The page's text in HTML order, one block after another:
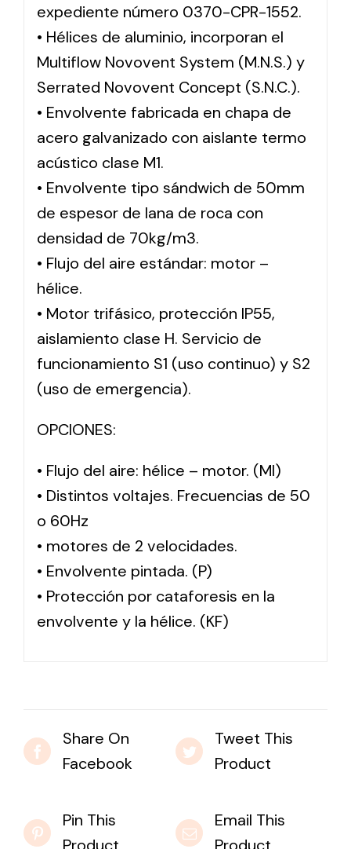
expediente número 0370-CPR-1552.
• Hélices de aluminio, incorporan el
Multiflow Novovent System (M.N.S.) y
Serrated Novovent Concept (S.N.C.).
• Envolvente fabricada en chapa de
acero galvanizado con aislante termo
acústico clase M1.
• Envolvente tipo sándwich de 50mm
de espesor de lana de roca con
densidad de 70kg/m3.
• Flujo del aire estándar: motor –
hélice.
• Motor trifásico, protección IP55,
aislamiento clase H. Servicio de
funcionamiento S1 (uso continuo) y S2
(uso de emergencia).
OPCIONES:
• Flujo del aire: hélice – motor. (MI)
• Distintos voltajes. Frecuencias de 50
o 60Hz
• motores de 2 velocidades.
• Envolvente pintada. (P)
• Protección por cataforesis en la
envolvente y la hélice. (KF)
Share On
Facebook
Tweet This
Product
Pin This
Email This